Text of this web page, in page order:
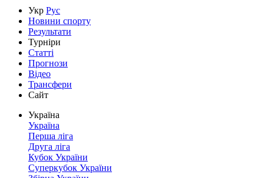
Укр Рус
Новини спорту
Результати
Турніри
Статті
Прогнози
Відео
Трансфери
Сайт
Україна
Україна
Перша ліга
Друга ліга
Кубок України
Суперкубок України